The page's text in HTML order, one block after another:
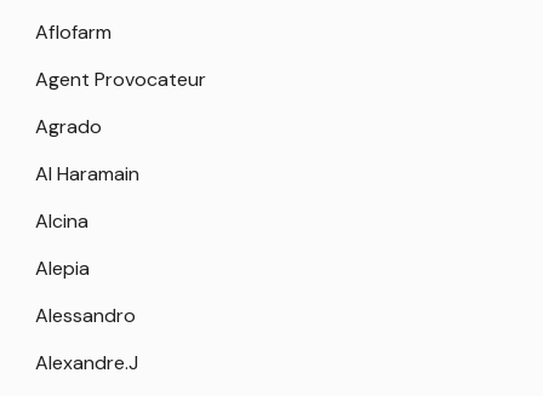
Aflofarm
Agent Provocateur
Agrado
Al Haramain
Alcina
Alepia
Alessandro
Alexandre.J